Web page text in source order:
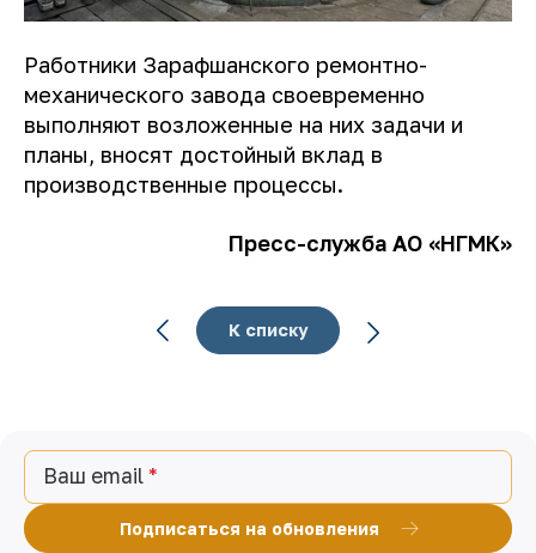
Работники Зарафшанского ремонтно-
механического завода своевременно
выполняют возложенные на них задачи и
планы, вносят достойный вклад в
производственные процессы.
Пресс-служба АО «НГМК»
К списку
Ваш email
Подписаться на обновления